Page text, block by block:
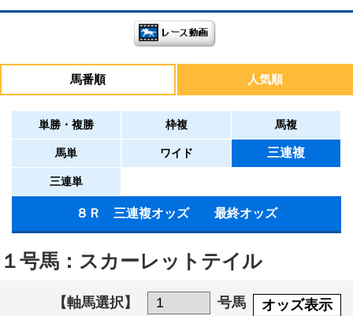
馬番順 人気順
単勝・複勝 枠複 馬複
馬単 ワイド 三連複
三連単
８Ｒ 三連複オッズ 最終オッズ
１号馬：スカーレットテイル
【軸馬選択】 号馬 オッズ表示